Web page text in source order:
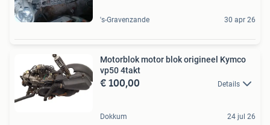
's-Gravenzande 30 apr 26
Motorblok motor blok origineel Kymco
vp50 4takt
€ 100,00 Details
Dokkum 24 jul 26